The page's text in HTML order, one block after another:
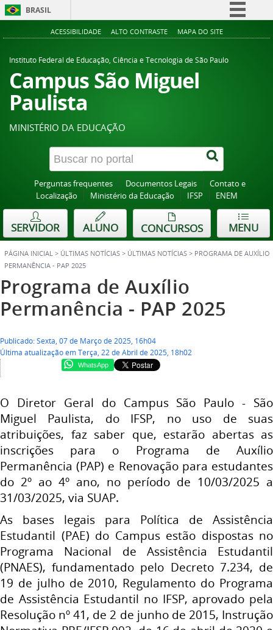
BRASIL
Simplifique!
Acesso à informação
ACESSIBILIDADE ALTO CONTRASTE MAPA DO SITE
Instituto Federal de Educação, Ciência e Tecnologia de São Paulo
Campus São Miguel
Paulista
MINISTÉRIO DA EDUCAÇÃO
Perguntas frequentes Documentos Legais
Contato e
Localização
Ministério da Educação IFSP ENEM
PÁGINA INICIAL > ÚLTIMAS NOTÍCIAS > ÚLTIMAS NOTÍCIAS > PROGRAMA DE AUXÍLIO
PERMANÊNCIA - PAP 2025
SERVIDOR ALUNO CONCURSOS MENU
Programa de Auxílio
Permanência - PAP 2025
Publicado: Sexta, 07 de Março de 2025, 16h04
Última atualização em Terça, 22 de Abril de 2025, 18h02
WhatsApp
O Diretor Geral do Campus São Paulo - São
Miguel Paulista, do IFSP, no uso de suas
atribuições, faz saber que, estarão abertas as
inscrições para o Programa de Auxílio
Permanência (PAP) e Renovação para estudantes
do 2º ao 4º ano, no período de 10/03/2025 a
31/03/2025, via SUAP.
As bases legais para Política de Assistência
Estudantil (PAE) do Campus estão dispostas no
Programa Nacional de Assistência Estudantil
(PNAES), fundamentado pelo Decreto 7.234, de
19 de julho de 2010, Regulamento do Programa
de Assistência Estudantil no IFSP, aprovado pela
Resolução nº 41, de 2 de junho de 2015, Instrução